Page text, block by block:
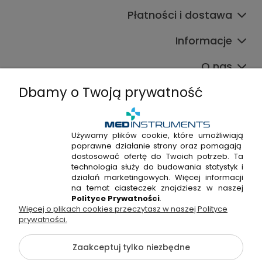
Płatności i dostawa
Informacje
O nas
+48 720 915 338
+48 22 298 53 38
Napisz do nas!
Hossa Medical Sp. z o. o. | ul. Kryształowa 33A, 01-356
Warszawa, woj. mazowieckie | NIP: 7010404814, REGON:
146982576, KRS: 0000491265
Dbamy o Twoją prywatność
Używamy plików cookie, które umożliwiają
poprawne działanie strony oraz pomagają
dostosować ofertę do Twoich potrzeb. Ta
technologia służy do budowania statystyk i
działań marketingowych. Więcej informacji
na temat ciasteczek znajdziesz w naszej
Polityce Prywatności.
Więcej o plikach cookies przeczytasz w naszej Polityce
prywatności.
Zaakceptuj tylko niezbędne